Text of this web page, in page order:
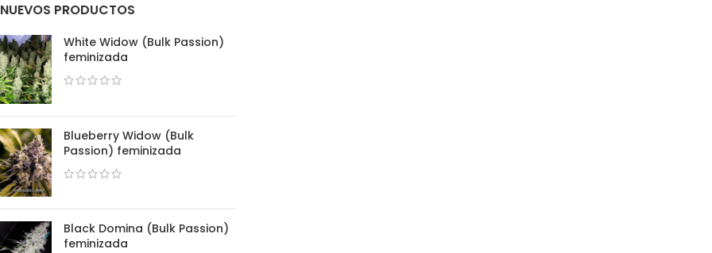
NUEVOS PRODUCTOS
White Widow (Bulk Passion)
feminizada
Blueberry Widow (Bulk
Passion) feminizada
Black Domina (Bulk Passion)
feminizada